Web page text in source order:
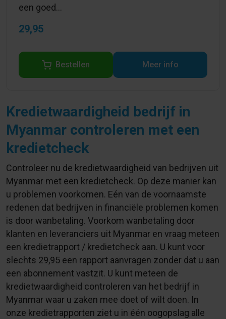
een goed...
29,95
Bestellen Meer info
Kredietwaardigheid bedrijf in
Myanmar controleren met een
kredietcheck
Controleer nu de kredietwaardigheid van bedrijven uit
Myanmar met een kredietcheck. Op deze manier kan
u problemen voorkomen. Eén van de voornaamste
redenen dat bedrijven in financiële problemen komen
is door wanbetaling. Voorkom wanbetaling door
klanten en leveranciers uit Myanmar en vraag meteen
een kredietrapport / kredietcheck aan. U kunt voor
slechts 29,95 een rapport aanvragen zonder dat u aan
een abonnement vastzit. U kunt meteen de
kredietwaardigheid controleren van het bedrijf in
Myanmar waar u zaken mee doet of wilt doen. In
onze kredietrapporten ziet u in één oogopslag alle